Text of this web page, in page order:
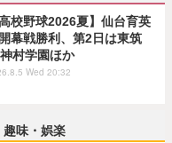
高校野球2026夏】仙台育英
幕戦勝利、第2日は東筑
村学園ほか
Wed 20:32
趣味・娯楽